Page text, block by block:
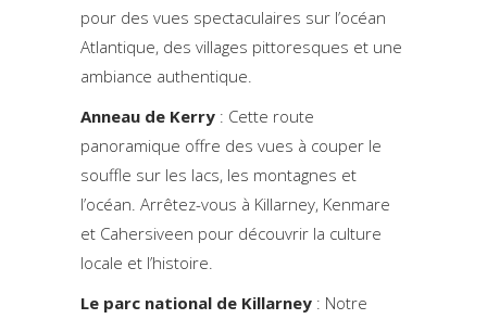
pour des vues spectaculaires sur l’océan
Atlantique, des villages pittoresques et une
ambiance authentique.
Anneau de Kerry : Cette route
panoramique offre des vues à couper le
souffle sur les lacs, les montagnes et
l’océan. Arrêtez-vous à Killarney, Kenmare
et Cahersiveen pour découvrir la culture
locale et l’histoire.
Le parc national de Killarney : Notre